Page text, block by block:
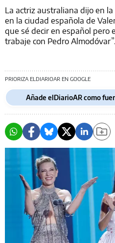
La actriz australiana dijo en
en la ciudad española de
que sé decir en español pero
trabaje con Pedro Almodóvar”.
PRIORIZA ELDIARIOAR EN GOOGLE
Añade elDiarioAR como